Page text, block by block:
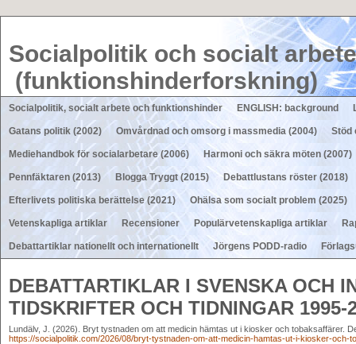
Socialpolitik och socialt arbete
(funktionshinderforskning)
Socialpolitik, socialt arbete och funktionshinder ENGLISH: background
Gatans politik (2002) Omvårdnad och omsorg i massmedia (2004) Stöd
Mediehandbok för socialarbetare (2006) Harmoni och säkra möten (2007)
Pennfäktaren (2013) Blogga Tryggt (2015) Debattlustans röster (2018)
Efterlivets politiska berättelse (2021) Ohälsa som socialt problem (2025)
Vetenskapliga artiklar Recensioner Populärvetenskapliga artiklar
Debattartiklar nationellt och internationellt Jörgens PODD-radio
DEBATTARTIKLAR I SVENSKA OCH
TIDSKRIFTER OCH TIDNINGAR 1995-
Lundälv, J. (2026). Bryt tystnaden om att medicin hämtas ut i kiosker och tobaksaffärer.
https://socialpolitik.com/2026/08/bryt-tystnaden-om-att-medicin-hamtas-ut-i-kiosker-och-